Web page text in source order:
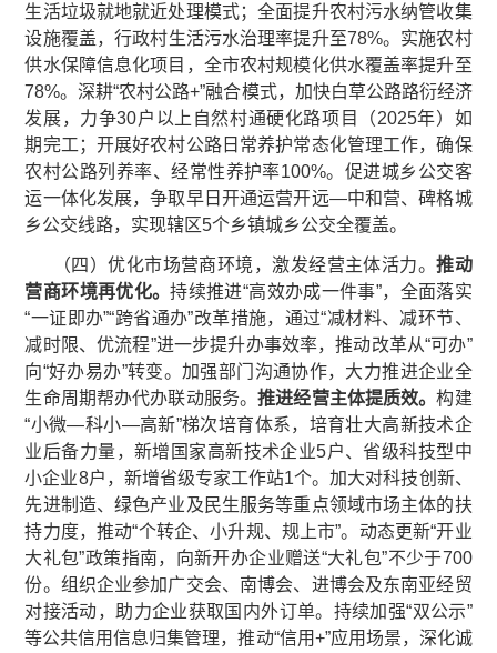
生活垃圾就地就近处理模式；全面提升农村污水纳管收集
设施覆盖，行政村生活污水治理率提升至78%。实施农村
供水保障信息化项目，全市农村规模化供水覆盖率提升至
78%。深耕“农村公路+”融合模式，加快白草公路路衍经济
发展，力争30户以上自然村通硬化路项目（2025年）如
期完工；开展好农村公路日常养护常态化管理工作，确保
农村公路列养率、经常性养护率100%。促进城乡公交客
运一体化发展，争取早日开通运营开远—中和营、碑格城
乡公交线路，实现辖区5个乡镇城乡公交全覆盖。
（四）优化市场营商环境，激发经营主体活力。推动
营商环境再优化。持续推进“高效办成一件事”，全面落实
“一证即办”“跨省通办”改革措施，通过“减材料、减环节、
减时限、优流程”进一步提升办事效率，推动改革从“可办”
向“好办易办”转变。加强部门沟通协作，大力推进企业全
生命周期帮办代办联动服务。推进经营主体提质效。构建
“小微—科小—高新”梯次培育体系，培育壮大高新技术企
业后备力量，新增国家高新技术企业5户、省级科技型中
小企业8户，新增省级专家工作站1个。加大对科技创新、
先进制造、绿色产业及民生服务等重点领域市场主体的扶
持力度，推动“个转企、小升规、规上市”。动态更新“开业
大礼包”政策指南，向新开办企业赠送“大礼包”不少于700
份。组织企业参加广交会、南博会、进博会及东南亚经贸
对接活动，助力企业获取国内外订单。持续加强“双公示”
等公共信用信息归集管理，推动“信用+”应用场景，深化诚